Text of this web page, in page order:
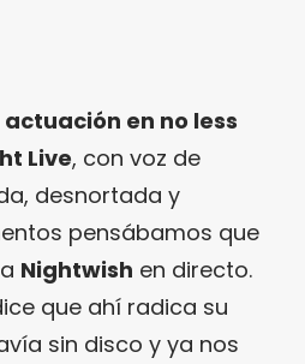
actuación en no less
Live, con voz de
desnortada y
pensábamos que
Nightwish en directo.
que ahí radica su
sin disco y ya nos